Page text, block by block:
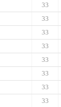
33
33
33
33
33
33
33
33